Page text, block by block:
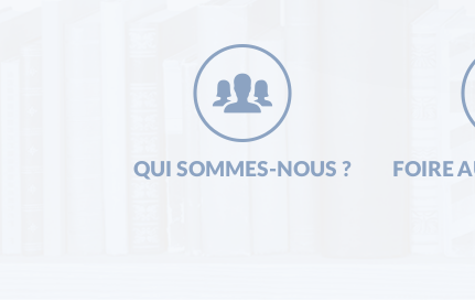
QUI SOMMES-NOUS ? FOIRE